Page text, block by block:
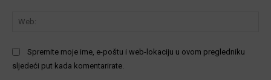
Spremite moje ime, e-poštu i web-lokaciju u ovom pregledniku
sljedeći put kada komentarirate.